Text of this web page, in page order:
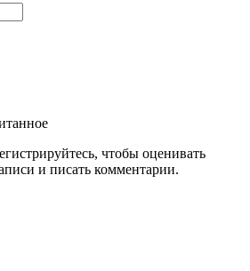
чтобы оценивать
и писать комментарии.